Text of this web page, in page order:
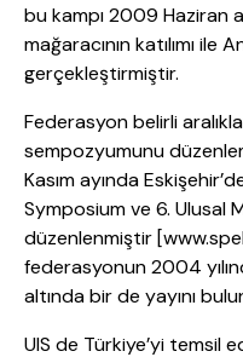
bu kampı 2009 Haziran
mağaracının katılımı ile
gerçekleştirmiştir.
Federasyon belirli
sempozyumunu
Kasım ayında
Symposium ve 6. Ulusal
düzenlenmiştir
federasyonun 2004
altında bir de yayını
UIS de Türkiye’yi temsil